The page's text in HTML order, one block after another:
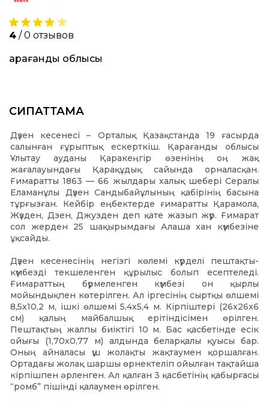
4 / 0 отзывов
Қарағанды облысы
СИПАТТАМА
Дүзен кесенесі – Орталық Қазақстанда 19 ғасырда
салынған ғұрыптық ескерткіш. Қарағанды облысы
Ұлытау ауданы Қаракеңгір өзенінің оң жақ
жағалауындағы Қарақұдық сайында орналасқан.
Ғимаратты 1863 — 66 жылдары халық шебері Сералы
Еламанұлы Дүзен Сандыбайұлының қабірінің басына
тұрғызған. Кейбір еңбектерде ғимаратты Қарамола,
Жүзден, Дзен, Джузден деп қате жазып жүр. Ғимарат
сол жерден 25 шақырымдағы Алаша хан күмбезіне
ұқсайды.
Дүзен кесенесінің негізгі көлемі күрделі пештақты-
күмбезді текшеленген құрылыс болып есептеледі.
Ғимараттың бүрмеленген күмбезі он қырлы
мойындықпен көтерілген. Ал іргесінің сыртқы өлшемі
8,5х10,2 м, ішкі өлшемі 5,4х5,4 м. Кірпіштері (26x26x6
см) қалың майбалшық ерітіндісімен өрілген.
Пештақтың жалпы биіктігі 10 м. Бас қасбетінде есік
ойығы (1,70х0,77 м) алдында беларқалы қуысы бар.
Оның айналасы үш жолақты жақтаумен қоршалған.
Ортадағы жолақ шаршы өрнектеліп ойылған тақтайша
кірпішпен әрленген. Ал қалған 3 қасбетінің қабырғасы
“ромб” пішінді қалаумен өрілген.